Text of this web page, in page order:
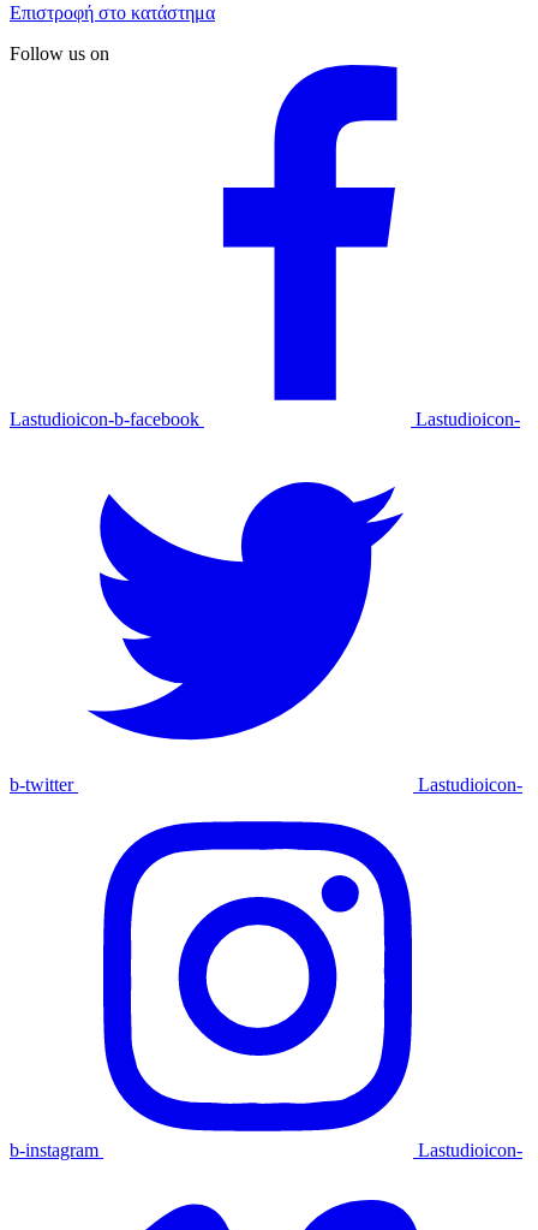
Επιστροφή στο κατάστημα
Follow us on
Lastudioicon-b-facebook Lastudioicon-
b-twitter Lastudioicon-
b-instagram Lastudioicon-